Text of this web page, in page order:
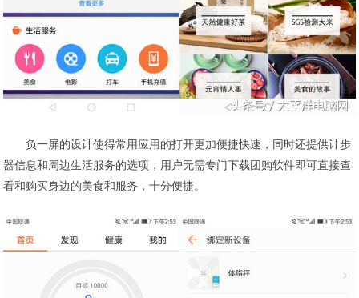
负一屏的设计使得常用应用的打开更加便捷快速，同时还提供计步
器信息和周边生活服务的选项，用户无需专门下载团购软件即可直接查
看和购买身边的美食和服务，十分便捷。